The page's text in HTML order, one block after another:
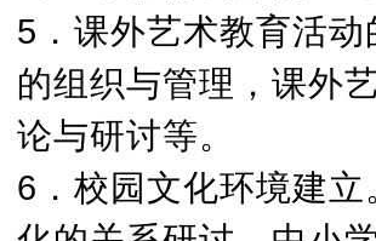
5．课外艺术教育活
的组织与管理，课外
论与研讨等。
6．校园文化环境建